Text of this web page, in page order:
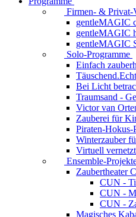
Firmen- & Privat-
gentleMAGIC
gentleMAGIC
gentleMAGIC
Solo-Programme
Einfach
Täuschend.Echt
Bei Licht
Traumsand -
Victor van
Zauberei für
Piraten-Hokus-
Winterzauber
Virtuell vernetzt
Ensemble-
Zaubertheater
CUN -
CUN -
CUN -
Magisches